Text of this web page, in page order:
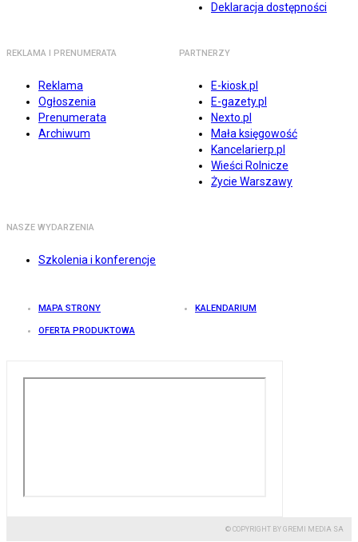
Deklaracja dostępności
REKLAMA I PRENUMERATA
Reklama
Ogłoszenia
Prenumerata
Archiwum
PARTNERZY
E-kiosk.pl
E-gazety.pl
Nexto.pl
Mała księgowość
Kancelarierp.pl
Wieści Rolnicze
Życie Warszawy
NASZE WYDARZENIA
Szkolenia i konferencje
MAPA STRONY KALENDARIUM
OFERTA PRODUKTOWA
© COPYRIGHT BY GREMI MEDIA SA